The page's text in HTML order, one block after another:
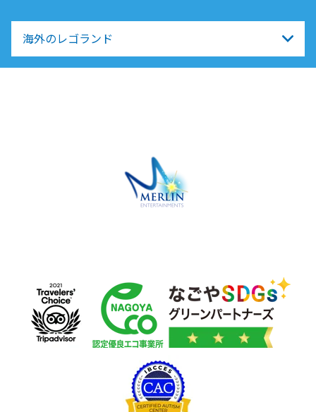
海外のレゴランド